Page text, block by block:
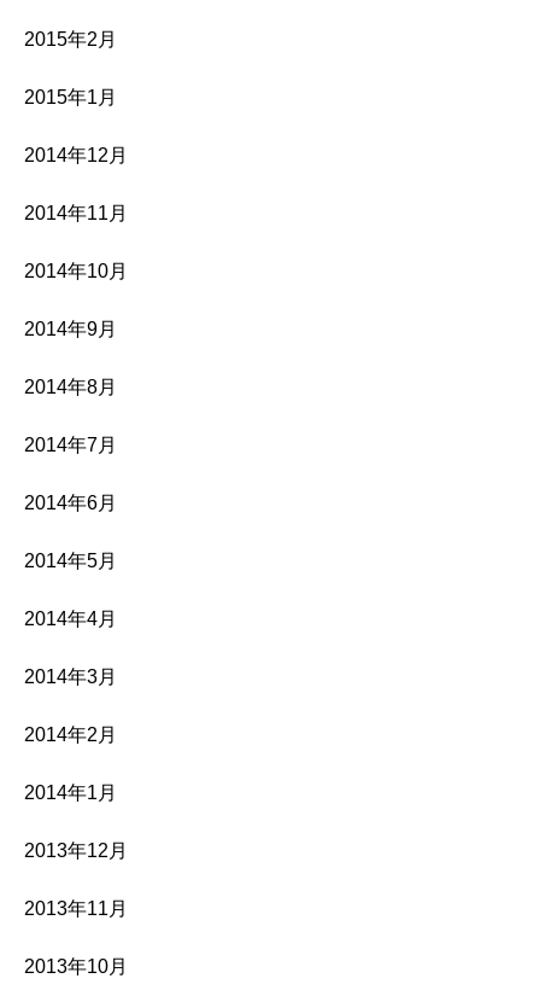
2015年2月
2015年1月
2014年12月
2014年11月
2014年10月
2014年9月
2014年8月
2014年7月
2014年6月
2014年5月
2014年4月
2014年3月
2014年2月
2014年1月
2013年12月
2013年11月
2013年10月